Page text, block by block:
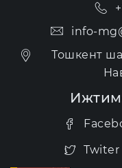
info-
Тошкент
Twiter